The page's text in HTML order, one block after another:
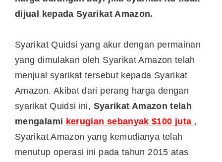
dijual kepada Syarikat Amazon.
Syarikat Quidsi yang akur dengan permainan
yang dimulakan oleh Syarikat Amazon telah
menjual syarikat tersebut kepada Syarikat
Amazon. Akibat dari perang harga dengan
syarikat Quidsi ini, Syarikat Amazon telah
mengalami kerugian sebanyak $100 juta ,
Syarikat Amazon yang kemudianya telah
menutup operasi ini pada tahun 2015 atas